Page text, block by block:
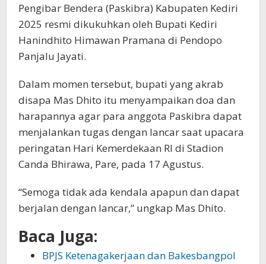
Pengibar Bendera (Paskibra) Kabupaten Kediri
2025 resmi dikukuhkan oleh Bupati Kediri
Hanindhito Himawan Pramana di Pendopo
Panjalu Jayati.
Dalam momen tersebut, bupati yang akrab
disapa Mas Dhito itu menyampaikan doa dan
harapannya agar para anggota Paskibra dapat
menjalankan tugas dengan lancar saat upacara
peringatan Hari Kemerdekaan RI di Stadion
Canda Bhirawa, Pare, pada 17 Agustus.
“Semoga tidak ada kendala apapun dan dapat
berjalan dengan lancar,” ungkap Mas Dhito.
Baca Juga:
BPJS Ketenagakerjaan dan Bakesbangpol